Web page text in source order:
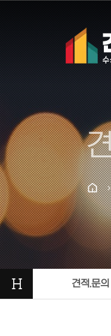
H 견적.문의